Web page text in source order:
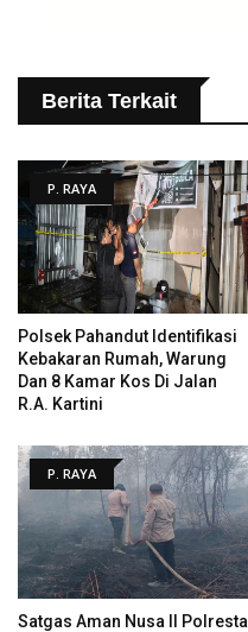
Berita Terkait
P. RAYA
Polsek Pahandut Identifikasi
Kebakaran Rumah, Warung
Dan 8 Kamar Kos Di Jalan
R.A. Kartini
P. RAYA
Satgas Aman Nusa II Polresta